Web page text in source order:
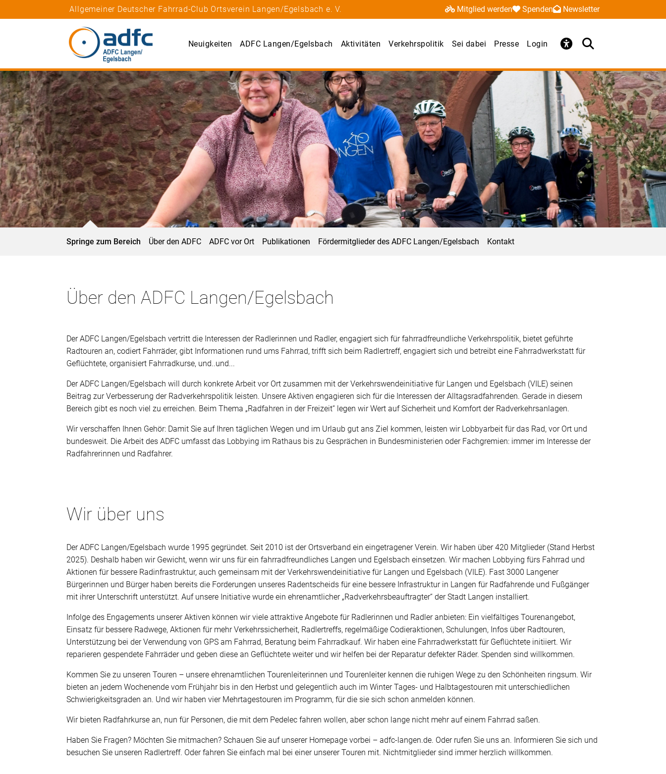
Allgemeiner Deutscher Fahrrad-Club Ortsverein Langen/Egelsbach e. V. Mitglied werden Spenden Newsletter
Neuigkeiten ADFC Langen/Egelsbach Aktivitäten Verkehrspolitik Sei dabei Presse Login
Springe zum Bereich Über den ADFC ADFC vor Ort Publikationen Fördermitglieder des ADFC Langen/Egelsbach Kontakt
Über den ADFC Langen/Egelsbach
Der ADFC Langen/Egelsbach vertritt die Interessen der Radlerinnen und Radler, engagiert sich für fahrradfreundliche Verkehrspolitik, bietet geführte
Radtouren an, codiert Fahrräder, gibt Informationen rund ums Fahrrad, trifft sich beim Radlertreff, engagiert sich und betreibt eine Fahrradwerkstatt für
Geflüchtete, organisiert Fahrradkurse, und..und...
Der ADFC Langen/Egelsbach will durch konkrete Arbeit vor Ort zusammen mit der Verkehrswendeinitiative für Langen und Egelsbach (VILE) seinen
Beitrag zur Verbesserung der Radverkehrspolitik leisten. Unsere Aktiven engagieren sich für die Interessen der Alltagsradfahrenden. Gerade in diesem
Bereich gibt es noch viel zu erreichen. Beim Thema „Radfahren in der Freizeit“ legen wir Wert auf Sicherheit und Komfort der Radverkehrsanlagen.
Wir verschaffen Ihnen Gehör: Damit Sie auf Ihren täglichen Wegen und im Urlaub gut ans Ziel kommen, leisten wir Lobbyarbeit für das Rad, vor Ort und
bundesweit. Die Arbeit des ADFC umfasst das Lobbying im Rathaus bis zu Gesprächen in Bundesministerien oder Fachgremien: immer im Interesse der
Radfahrerinnen und Radfahrer.
Wir über uns
Der ADFC Langen/Egelsbach wurde 1995 gegründet. Seit 2010 ist der Ortsverband ein eingetragener Verein. Wir haben über 420 Mitglieder (Stand Herbst
2025). Deshalb haben wir Gewicht, wenn wir uns für ein fahrradfreundliches Langen und Egelsbach einsetzen. Wir machen Lobbying fürs Fahrrad und
Aktionen für bessere Radinfrastruktur, auch gemeinsam mit der Verkehrswendeinitiative für Langen und Egelsbach (VILE). Fast 3000 Langener
Bürgerinnen und Bürger haben bereits die Forderungen unseres Radentscheids für eine bessere Infrastruktur in Langen für Radfahrende und Fußgänger
mit ihrer Unterschrift unterstützt. Auf unsere Initiative wurde ein ehrenamtlicher „Radverkehrsbeauftragter“ der Stadt Langen installiert.
Infolge des Engagements unserer Aktiven können wir viele attraktive Angebote für Radlerinnen und Radler anbieten: Ein vielfältiges Tourenangebot,
Einsatz für bessere Radwege, Aktionen für mehr Verkehrssicherheit, Radlertreffs, regelmäßige Codieraktionen, Schulungen, Infos über Radtouren,
Unterstützung bei der Verwendung von GPS am Fahrrad, Beratung beim Fahrradkauf. Wir haben eine Fahrradwerkstatt für Geflüchtete initiiert. Wir
reparieren gespendete Fahrräder und geben diese an Geflüchtete weiter und wir helfen bei der Reparatur defekter Räder. Spenden sind willkommen.
Kommen Sie zu unseren Touren – unsere ehrenamtlichen Tourenleiterinnen und Tourenleiter kennen die ruhigen Wege zu den Schönheiten ringsum. Wir
bieten an jedem Wochenende vom Frühjahr bis in den Herbst und gelegentlich auch im Winter Tages- und Halbtagestouren mit unterschiedlichen
Schwierigkeitsgraden an. Und wir haben vier Mehrtagestouren im Programm, für die sie sich schon anmelden können.
Wir bieten Radfahrkurse an, nun für Personen, die mit dem Pedelec fahren wollen, aber schon lange nicht mehr auf einem Fahrrad saßen.
Haben Sie Fragen? Möchten Sie mitmachen? Schauen Sie auf unserer Homepage vorbei – adfc-langen.de. Oder rufen Sie uns an. Informieren Sie sich und
besuchen Sie unseren Radlertreff. Oder fahren Sie einfach mal bei einer unserer Touren mit. Nichtmitglieder sind immer herzlich willkommen.